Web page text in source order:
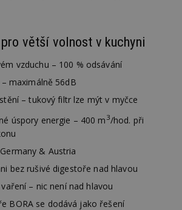
větší volnost v kuchyni
vzduchu – 100 % odsávání
maximálně 56dB
– tukový filtr lze mýt v myčce
úspory energie – 400 m 3/hod. při
& Austria
bez rušivé digestoře nad hlavou
– nic není nad hlavou
BORA se dodává jako řešení